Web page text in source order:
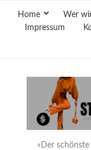
Home Wer
Impressum
«Der